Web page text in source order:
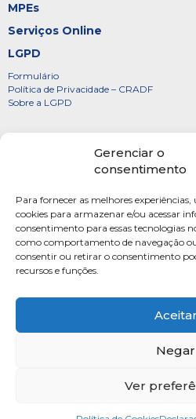
Gerenciar o
consentimento
Para fornecer as melhores
cookies para armazenar e/ou acessar
consentimento para essas tecnologias
como comportamento de navegação
consentir ou retirar o consentimento
recursos e funções.
Aceitar
Negar
Ver
MPEs
Serviços Online
LGPD
Formulário
Política de Privacidade – CRADF
Sobre a LGPD
Diretoria
FOTOS
Webmail
Artigos
Escritores do Sistema
SAUS Quadra 06, Bloco K, Ed.Belvedere